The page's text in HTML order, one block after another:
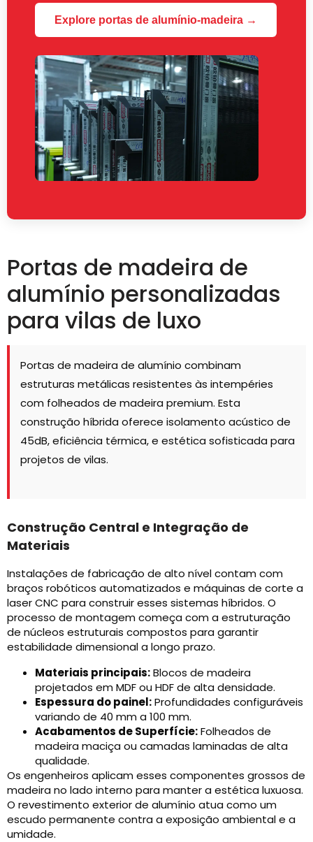
Explore portas de alumínio-madeira →
Portas de madeira de
alumínio personalizadas
para vilas de luxo
Portas de madeira de alumínio combinam
estruturas metálicas resistentes às intempéries
com folheados de madeira premium. Esta
construção híbrida oferece isolamento acústico de
45dB, eficiência térmica, e estética sofisticada para
projetos de vilas.
Construção Central e Integração de
Materiais
Instalações de fabricação de alto nível contam com
braços robóticos automatizados e máquinas de corte a
laser CNC para construir esses sistemas híbridos. O
processo de montagem começa com a estruturação
de núcleos estruturais compostos para garantir
estabilidade dimensional a longo prazo.
Materiais principais:Blocos de madeira
projetados em MDF ou HDF de alta densidade.
Espessura do painel:Profundidades configuráveis ​​
variando de 40 mm a 100 mm.
Acabamentos de Superfície:Folheados de
madeira maciça ou camadas laminadas de alta
qualidade.
Os engenheiros aplicam esses componentes grossos de
madeira no lado interno para manter a estética luxuosa.
O revestimento exterior de alumínio atua como um
escudo permanente contra a exposição ambiental e a
umidade.